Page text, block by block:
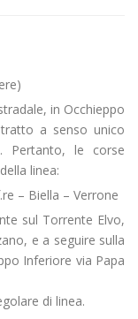
in Occhieppo
a senso unico
Pertanto, le corse
linea:
– Biella – Verrone
sul Torrente Elvo,
e a seguire sulla
Inferiore via Papa
di linea.